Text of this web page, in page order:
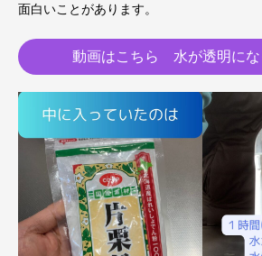
面白いことがあります。
動画はこちら 水が透明にな